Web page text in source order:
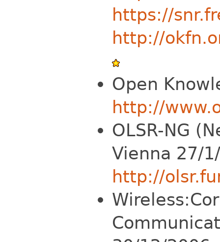
https://
http://
Open
http://
OLSR-NG
Vienna 27/
http://
Wireless